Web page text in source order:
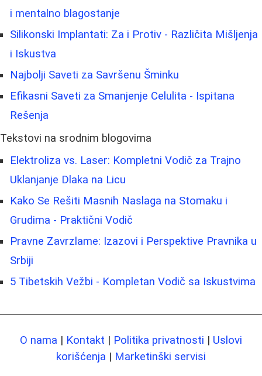
i mentalno blagostanje
Silikonski Implantati: Za i Protiv - Različita Mišljenja
i Iskustva
Najbolji Saveti za Savršenu Šminku
Efikasni Saveti za Smanjenje Celulita - Ispitana
Rešenja
Tekstovi na srodnim blogovima
Elektroliza vs. Laser: Kompletni Vodič za Trajno
Uklanjanje Dlaka na Licu
Kako Se Rešiti Masnih Naslaga na Stomaku i
Grudima - Praktični Vodič
Pravne Zavrzlame: Izazovi i Perspektive Pravnika u
Srbiji
5 Tibetskih Vežbi - Kompletan Vodič sa Iskustvima
O nama | Kontakt | Politika privatnosti | Uslovi
korišćenja | Marketinški servisi